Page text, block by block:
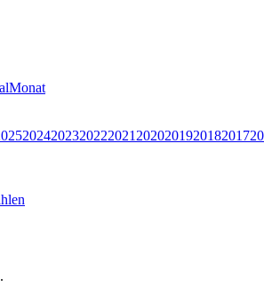
Monat
2024202320222021 2020201920182017